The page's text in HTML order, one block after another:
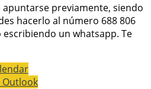
apuntarse previamente, siendo
hacerlo al número 688 806
un whatsapp. Te
Outlook